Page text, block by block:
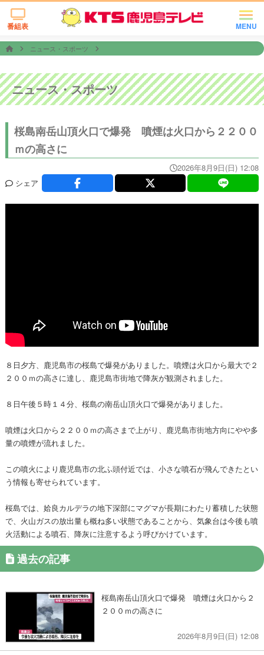
MENU
番組表
ニュース・スポーツ
ニュース・スポーツ
桜島南岳山頂火口で爆発 噴煙は火口から２２００
ｍの高さに
2026年8月9日(日) 12:08
シェア
８日夕方、鹿児島市の桜島で爆発がありました。噴煙は火口から最大で２
２００ｍの高さに達し、鹿児島市街地で降灰が観測されました。
８日午後５時１４分、桜島の南岳山頂火口で爆発がありました。
噴煙は火口から２２００ｍの高さまで上がり、鹿児島市街地方向にやや多
量の噴煙が流れました。
この噴火により鹿児島市の北ふ頭付近では、小さな噴石が飛んできたとい
う情報も寄せられています。
桜島では、姶良カルデラの地下深部にマグマが長期にわたり蓄積した状態
で、火山ガスの放出量も概ね多い状態であることから、気象台は今後も噴
火活動による噴石、降灰に注意するよう呼びかけています。
過去の記事
桜島南岳山頂火口で爆発 噴煙は火口から２
２００ｍの高さに
2026年8月9日(日) 12:08